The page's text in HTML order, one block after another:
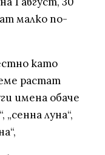
малко по-
като
растат
имена обаче
луна“,